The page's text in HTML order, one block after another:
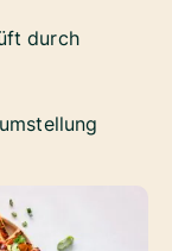
durch